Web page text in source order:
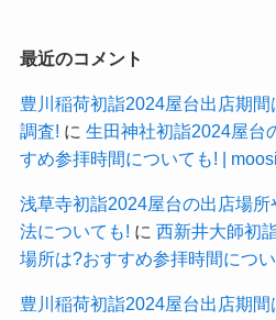
最近のコメント
豊川稲荷初詣2024屋台出店期
調査! に 生田神社初詣2024屋台
すめ参拝時間についても! |
浅草寺初詣2024屋台の出店場
法についても! に 西新井大師初
場所は?おすすめ参拝時間につ
豊川稲荷初詣2024屋台出店期